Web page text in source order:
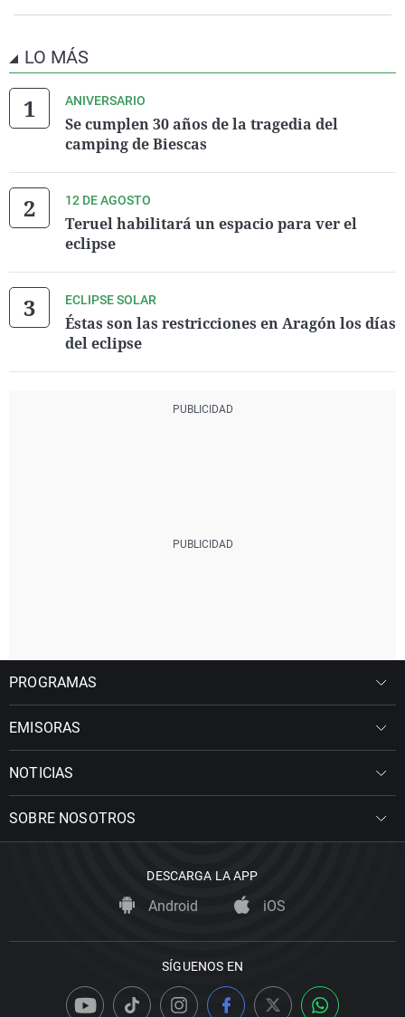
LO MÁS
ANIVERSARIO
Se cumplen 30 años de la tragedia del
camping de Biescas
12 DE AGOSTO
Teruel habilitará un espacio para ver el
eclipse
ECLIPSE SOLAR
Éstas son las restricciones en Aragón los días
del eclipse
PROGRAMAS
EMISORAS
NOTICIAS
SOBRE NOSOTROS
DESCARGA LA APP
Android iOS
SÍGUENOS EN